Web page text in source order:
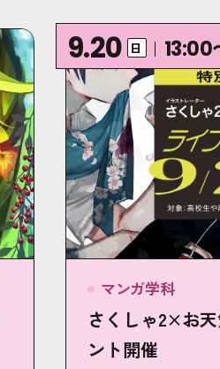
9.20 日 13:00
マンガ学科
さくしゃ2×お
ント開催